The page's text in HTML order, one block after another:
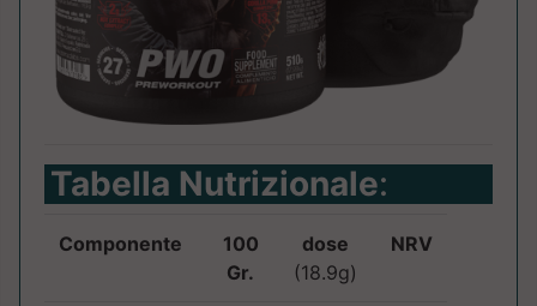
Tabella Nutrizionale:
Componente
100
Gr.
dose
(18.9g)
NRV